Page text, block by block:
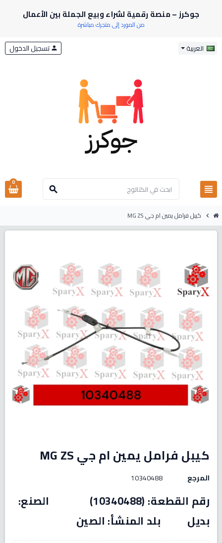
جوكرز – منصة رقمية لشراء وبيع الجملة بين الأعمال
من المورد إلى متجرك مباشرة
العربية
view_headline
search
person تسجيل الدخول
0
chevron_right كيبل فرامل يمين ام جي MG ZS
كيبل فرامل يمين ام جي MG ZS
المرجع 10340488
رقم القطعة: (10340488) الصنع:
بديل بلد المنشأ: الصين